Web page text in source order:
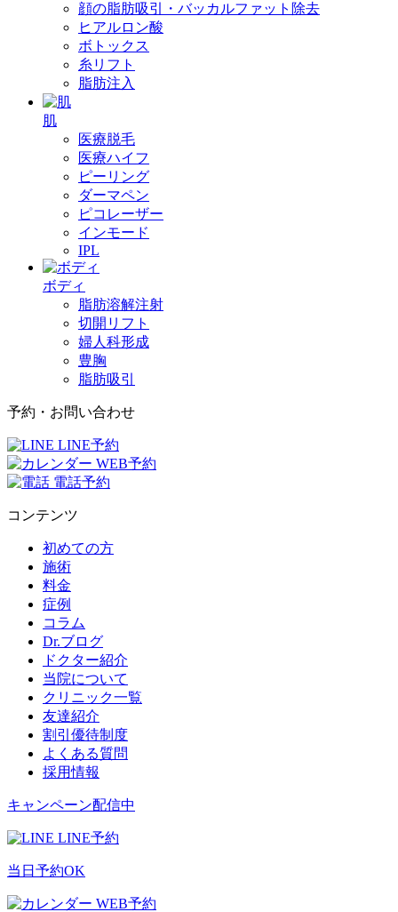
顔の脂肪吸引・バッカルファット除去
ヒアルロン酸
ボトックス
糸リフト
脂肪注入
肌
医療脱毛
医療ハイフ
ピーリング
ダーマペン
ピコレーザー
インモード
IPL
ボディ
脂肪溶解注射
切開リフト
婦人科形成
豊胸
脂肪吸引
予約・お問い合わせ
LINE予約
WEB予約
電話予約
コンテンツ
初めての方
施術
料金
症例
コラム
Dr.ブログ
ドクター紹介
当院について
クリニック一覧
友達紹介
割引優待制度
よくある質問
採用情報
キャンペーン配信中
LINE予約
当日予約OK
WEB予約